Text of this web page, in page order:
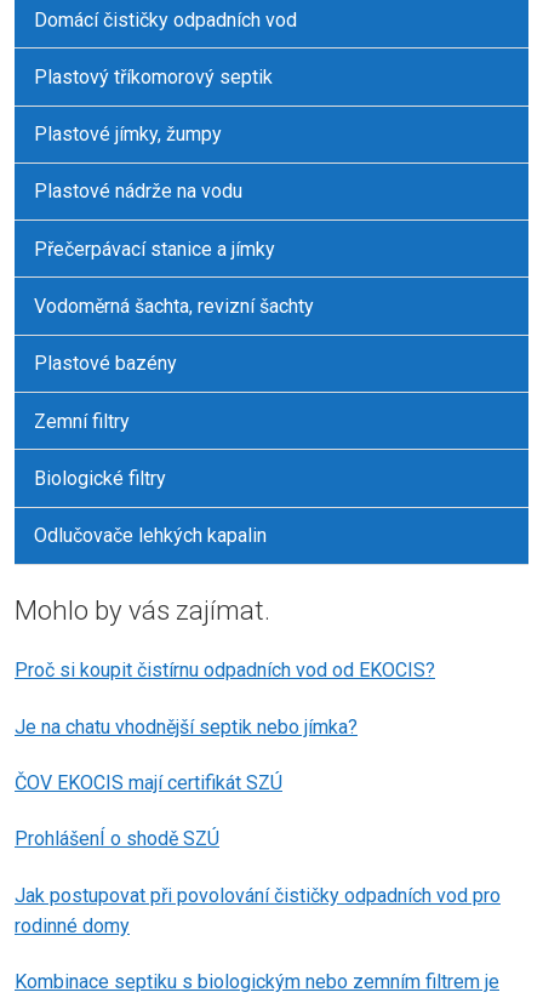
Domácí čističky odpadních vod
Plastový tříkomorový septik
Plastové jímky, žumpy
Plastové nádrže na vodu
Přečerpávací stanice a jímky
Vodoměrná šachta, revizní šachty
Plastové bazény
Zemní filtry
Biologické filtry
Odlučovače lehkých kapalin
Mohlo by vás zajímat.
Proč si koupit čistírnu odpadních vod od EKOCIS?
Je na chatu vhodnější septik nebo jímka?
ČOV EKOCIS mají certifikát SZÚ
ProhlášenÍ o shodě SZÚ
Jak postupovat při povolování čističky odpadních vod pro
rodinné domy
Kombinace septiku s biologickým nebo zemním filtrem je